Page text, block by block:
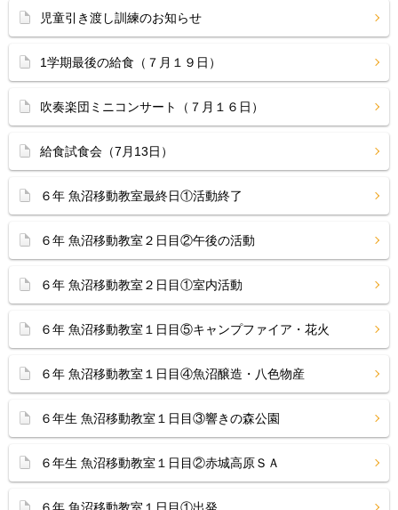
児童引き渡し訓練のお知らせ
1学期最後の給食（７月１９日）
吹奏楽団ミニコンサート（７月１６日）
給食試食会（7月13日）
６年 魚沼移動教室最終日①活動終了
６年 魚沼移動教室２日目②午後の活動
６年 魚沼移動教室２日目①室内活動
６年 魚沼移動教室１日目⑤キャンプファイア・花火
６年 魚沼移動教室１日目④魚沼醸造・八色物産
６年生 魚沼移動教室１日目③響きの森公園
６年生 魚沼移動教室１日目②赤城高原ＳＡ